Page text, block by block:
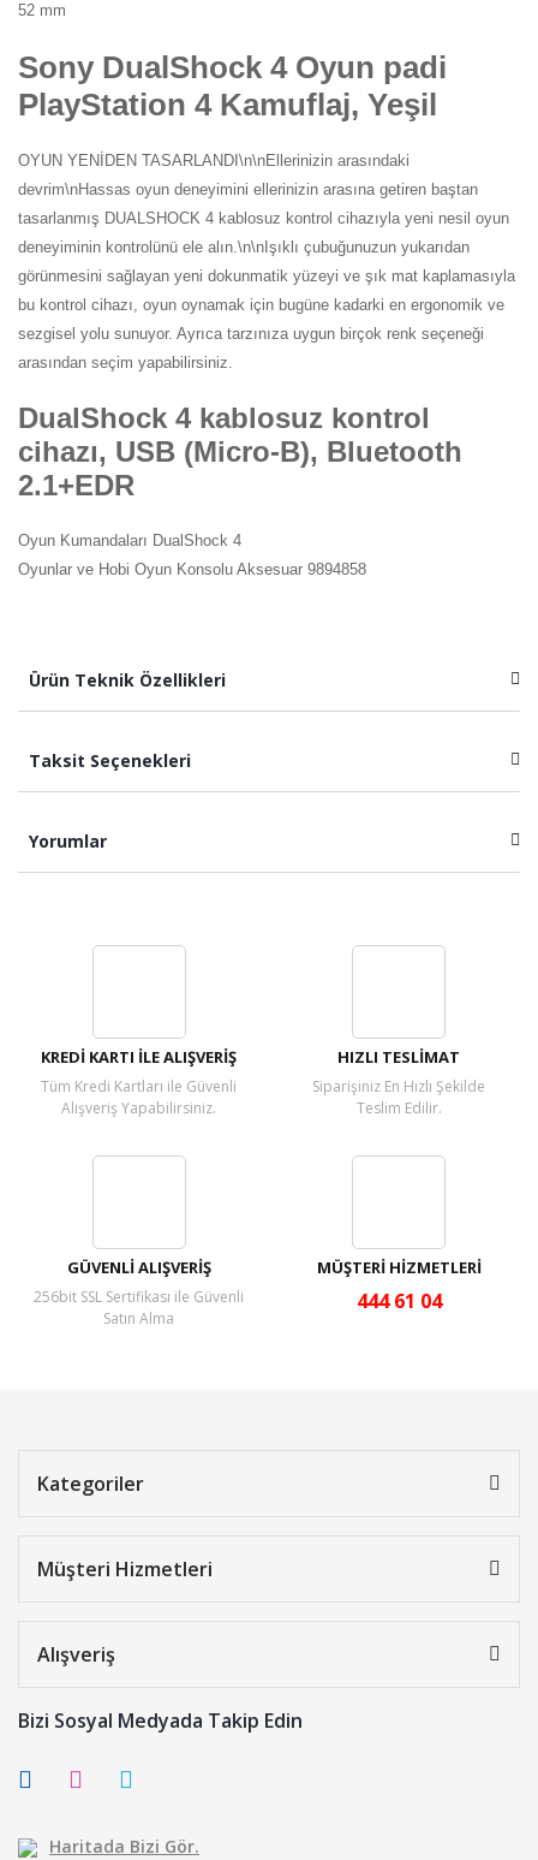
52 mm
Sony DualShock 4 Oyun padi
PlayStation 4 Kamuflaj, Yeşil
OYUN YENİDEN TASARLANDI\n\nEllerinizin arasındaki
devrim\nHassas oyun deneyimini ellerinizin arasına getiren baştan
tasarlanmış DUALSHOCK 4 kablosuz kontrol cihazıyla yeni nesil oyun
deneyiminin kontrolünü ele alın.\n\nIşıklı çubuğunuzun yukarıdan
görünmesini sağlayan yeni dokunmatik yüzeyi ve şık mat kaplamasıyla
bu kontrol cihazı, oyun oynamak için bugüne kadarki en ergonomik ve
sezgisel yolu sunuyor. Ayrıca tarzınıza uygun birçok renk seçeneği
arasından seçim yapabilirsiniz.
DualShock 4 kablosuz kontrol
cihazı, USB (Micro-B), Bluetooth
2.1+EDR
Oyun Kumandaları DualShock 4
Oyunlar ve Hobi Oyun Konsolu Aksesuar 9894858
Ürün Teknik Özellikleri
Taksit Seçenekleri
Yorumlar
KREDİ KARTI İLE ALIŞVERİŞ
Tüm Kredi Kartları ile Güvenli
Alışveriş Yapabilirsiniz.
HIZLI TESLİMAT
Siparişiniz En Hızlı Şekilde
Teslim Edilir.
GÜVENLİ ALIŞVERİŞ
256bit SSL Sertifikası ile Güvenli
Satın Alma
MÜŞTERİ HİZMETLERİ
444 61 04
Kategoriler
Müşteri Hizmetleri
Alışveriş
Bizi Sosyal Medyada Takip Edin
Haritada Bizi Gör.